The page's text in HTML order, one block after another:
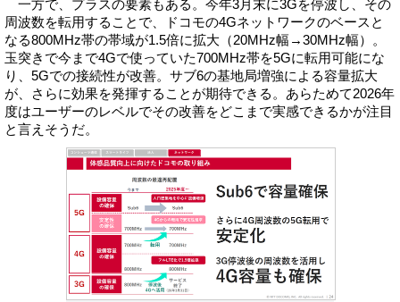
一方で、プラスの要素もある。今年3月末に3Gを停波し、その
周波数を転用することで、ドコモの4Gネットワークのベースと
なる800MHz帯の帯域が1.5倍に拡大（20MHz幅→30MHz幅）。
玉突きで今まで4Gで使っていた700MHz帯を5Gに転用可能にな
り、5Gでの接続性が改善。サブ6の基地局増強による容量拡大
が、さらに効果を発揮することが期待できる。あらためて2026年
度はユーザーのレベルでその改善をどこまで実感できるかが注目
と言えそうだ。